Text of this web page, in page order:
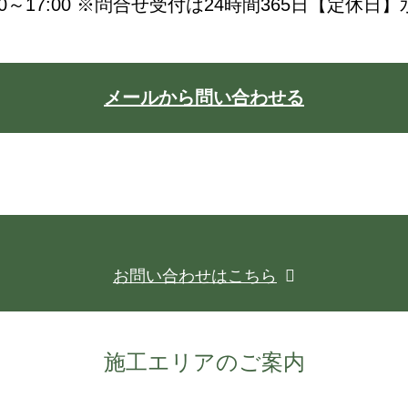
～17:00 ※問合せ受付は24時間365日 【定休日
メールから問い合わせる
お問い合わせはこちら
施工エリアのご案内